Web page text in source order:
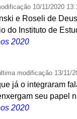
10/11/2020
e Roseli de
do Instituto de
2020
modificação 13/11/
já o integraram
seu papel
2020